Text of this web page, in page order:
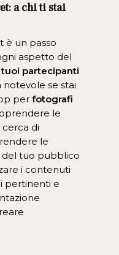
a chi ti stai
è un passo
aspetto del
tuoi partecipanti
notevole se stai
per fotografi
le
cerca di
le
del tuo pubblico
i contenuti
pertinenti e